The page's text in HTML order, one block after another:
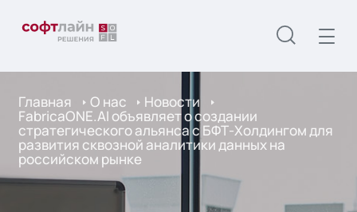
Главная О нас Новости
FabricaONE.AI объявляет о создании
стратегического альянса с БФТ-Холдингом для
развития сквозной аналитики данных на
российском рынке